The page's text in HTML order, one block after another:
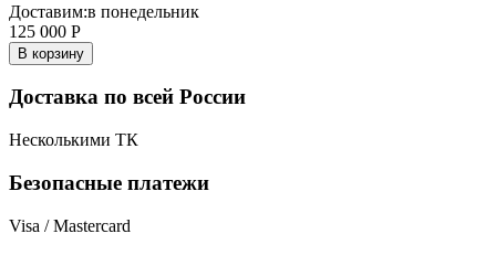
Доставим:в понедельник
125 000 Р
В корзину
Доставка по всей России
Несколькими ТК
Безопасные платежи
Visa / Mastercard